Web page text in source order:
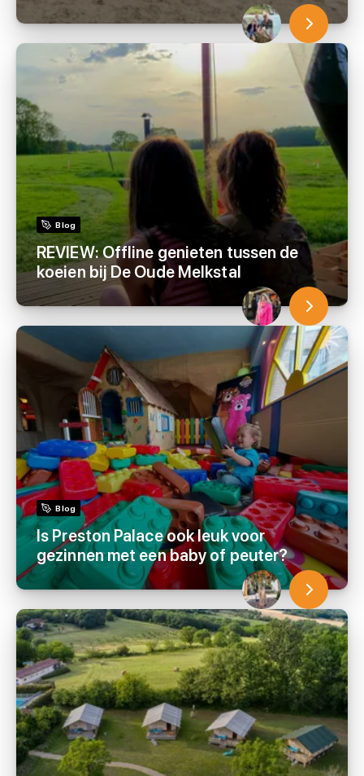
Blog
REVIEW: Offline genieten tussen de
koeien bij De Oude Melkstal
Blog
Is Preston Palace ook leuk voor
gezinnen met een baby of peuter?